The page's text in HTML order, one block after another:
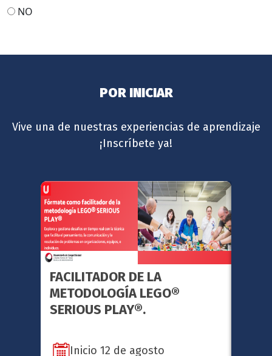
NO
POR INICIAR
Vive una de nuestras experiencias de aprendizaje
¡Inscríbete ya!
FACILITADOR DE LA
METODOLOGÍA LEGO®
SERIOUS PLAY®.
Inicio 12 de agosto